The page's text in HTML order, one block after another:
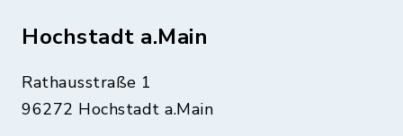
Hochstadt a.Main
Rathausstraße 1
96272 Hochstadt a.Main